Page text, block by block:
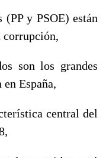
(PP y PSOE) están
corrupción,
son los grandes
España,
central del